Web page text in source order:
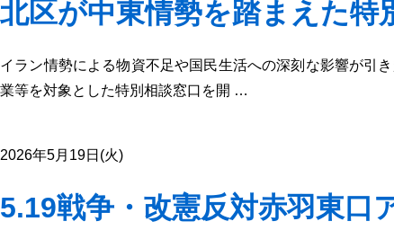
北区が中東情勢を踏まえた特
イラン情勢による物資不足や国民生活への深刻な影響が引
業等を対象とした特別相談窓口を開 …
2026年5月19日(火)
5.19戦争・改憲反対赤羽東口